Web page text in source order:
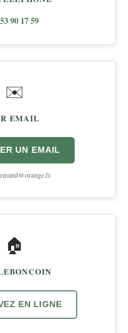
90 17 59
✉️
EMAIL
UN EMAIL
🏠
EN LIGNE